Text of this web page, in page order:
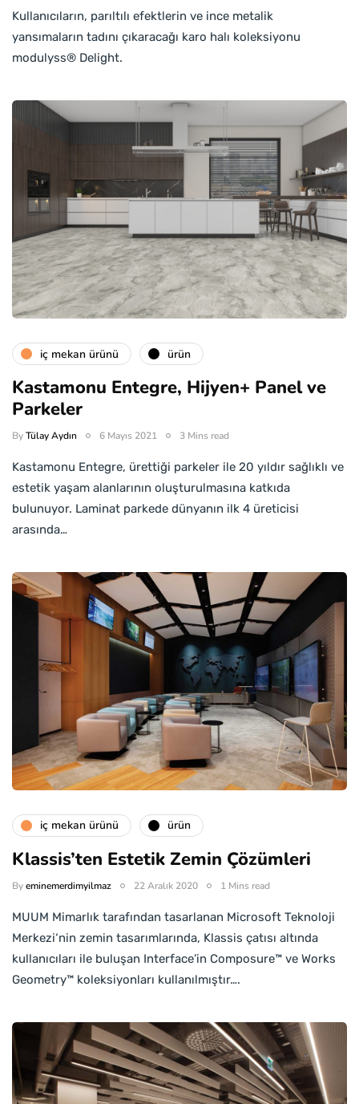
Kullanıcıların, parıltılı efektlerin ve ince metalik
yansımaların tadını çıkaracağı karo halı koleksiyonu
modulyss® Delight.
i̇ç mekan ürünü ürün
Kastamonu Entegre, Hijyen+ Panel ve
Parkeler
ByTülay Aydın 6 Mayıs 2021 3 Mins read
Kastamonu Entegre, ürettiği parkeler ile 20 yıldır sağlıklı ve
estetik yaşam alanlarının oluşturulmasına katkıda
bulunuyor. Laminat parkede dünyanın ilk 4 üreticisi
arasında…
i̇ç mekan ürünü ürün
Klassis’ten Estetik Zemin Çözümleri
Byeminemerdimyilmaz 22 Aralık 2020 1 Mins read
MUUM Mimarlık tarafından tasarlanan Microsoft Teknoloji
Merkezi‘nin zemin tasarımlarında, Klassis çatısı altında
kullanıcıları ile buluşan Interface’in Composure™ ve Works
Geometry™ koleksiyonları kullanılmıştır….